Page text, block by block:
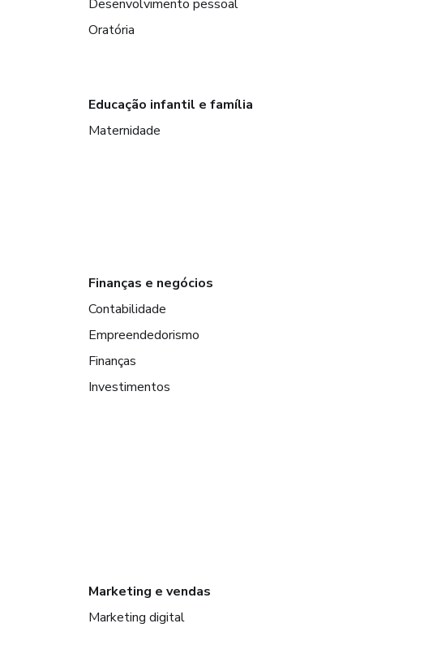
Desenvolvimento pessoal
Oratória
Educação infantil e família
Maternidade
Finanças e negócios
Contabilidade
Empreendedorismo
Finanças
Investimentos
Marketing e vendas
Marketing digital